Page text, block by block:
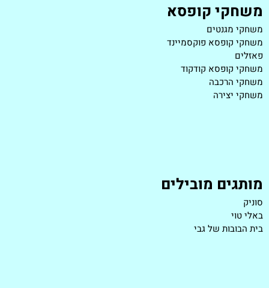
משחקי קופסא
משחקי מגנטים
משחקי קופסא פוקסמיינד
פאזלים
משחקי קופסא קודקוד
משחקי הרכבה
משחקי יצירה
מותגים מובילים
סוניק
באלי טוי
בית הבובות של גבי